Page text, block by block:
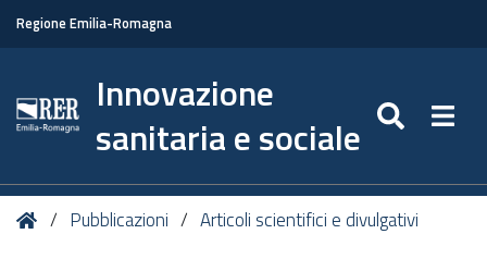
Regione Emilia-Romagna
Innovazione
sanitaria e sociale
Tu HomePubblicazioni Articoli scientifici e divulgativi